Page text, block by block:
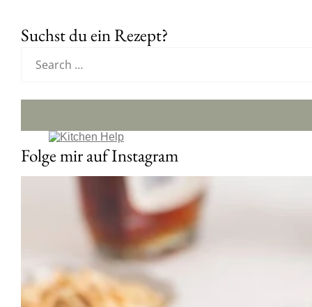
Suchst du ein Rezept?
Folge mir auf Instagram